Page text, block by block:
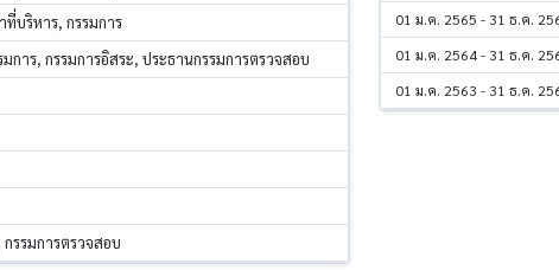
ที่บริหาร, กรรมการ
มการ, กรรมการอิสระ, ประธานกรรมการตรวจสอบ
กรรมการตรวจสอบ
01 ม.ค. 2565 - 31 ธ.ค.
01 ม.ค. 2564 - 31 ธ.ค.
01 ม.ค. 2563 - 31 ธ.ค.